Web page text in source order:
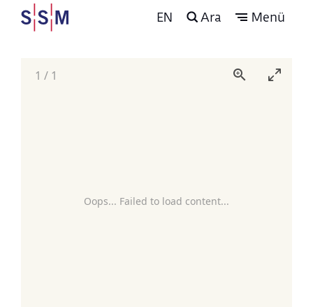
EN Ara Menü
Oops... Failed to load content...
1 / 1